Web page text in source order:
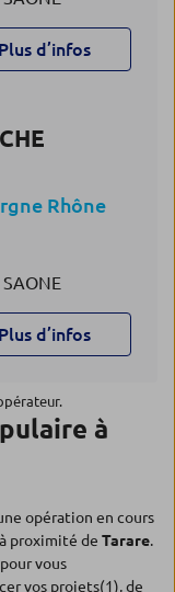
Plus d’infos
Rhône
Plus d’infos
à
opération en cours
à proximité de Tarare.
vous
vos projets(1), de